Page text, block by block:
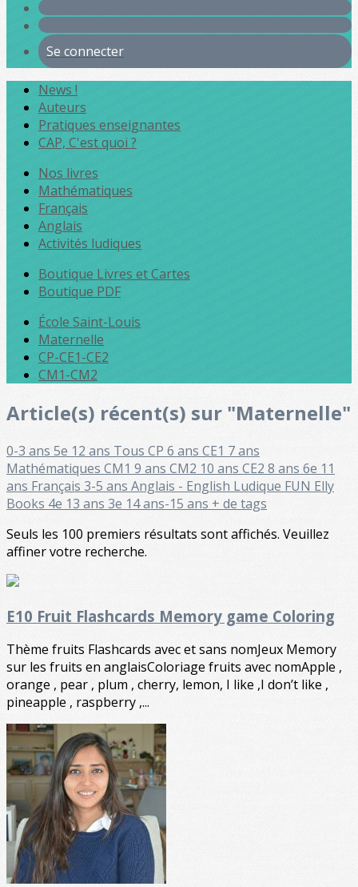
Se connecter
News !
Auteurs
Pratiques enseignantes
CAP, C'est quoi ?
Nos livres
Mathématiques
Français
Anglais
Activités ludiques
Boutique Livres et Cartes
Boutique PDF
École Saint-Louis
Maternelle
CP-CE1-CE2
CM1-CM2
Article(s) récent(s) sur "Maternelle"
0-3 ans 5e 12 ans Tous CP 6 ans CE1 7 ans
Mathématiques CM1 9 ans CM2 10 ans CE2 8 ans 6e 11
ans Français 3-5 ans Anglais - English Ludique FUN Elly
Books 4e 13 ans 3e 14 ans-15 ans + de tags
Seuls les 100 premiers résultats sont affichés. Veuillez
affiner votre recherche.
E10 Fruit Flashcards Memory game Coloring
Thème fruits Flashcards avec et sans nomJeux Memory
sur les fruits en anglaisColoriage fruits avec nomApple ,
orange , pear , plum , cherry, lemon, I like ,I don’t like ,
pineapple , raspberry ,...